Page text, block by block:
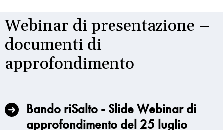
Webinar di presentazione –
documenti di
approfondimento
Bando riSalto - Slide Webinar di
approfondimento del 25 luglio